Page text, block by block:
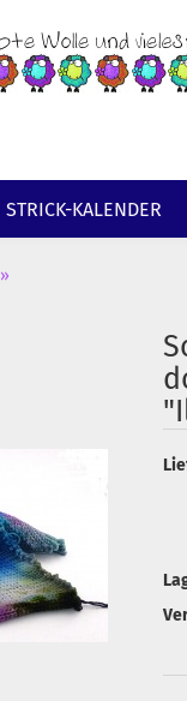
STRICK-KALENDER
»